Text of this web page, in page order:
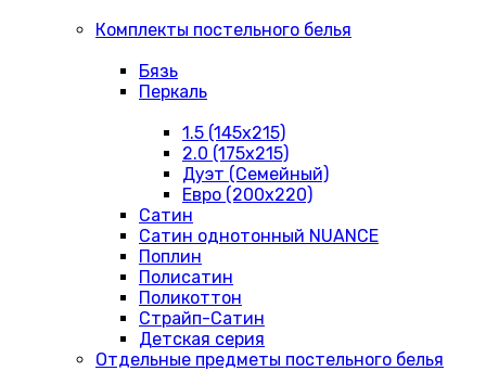
Комплекты постельного белья
Бязь
Перкаль
1.5 (145х215)
2.0 (175х215)
Дуэт (Семейный)
Евро (200х220)
Сатин
Сатин однотонный NUANCE
Поплин
Полисатин
Поликоттон
Страйп-Сатин
Детская серия
Отдельные предметы постельного белья